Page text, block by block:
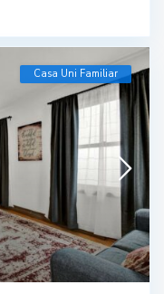
Casa Uni Familiar